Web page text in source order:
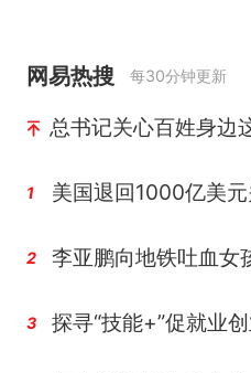
网易热搜 每30分钟更新
总书记关心百姓身边
1 美国退回1000亿美
2
3 探寻“技能+”促就业